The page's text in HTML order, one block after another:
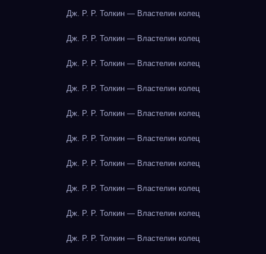
Дж. Р. Р. Толкин — Властелин колец
Дж. Р. Р. Толкин — Властелин колец
Дж. Р. Р. Толкин — Властелин колец
Дж. Р. Р. Толкин — Властелин колец
Дж. Р. Р. Толкин — Властелин колец
Дж. Р. Р. Толкин — Властелин колец
Дж. Р. Р. Толкин — Властелин колец
Дж. Р. Р. Толкин — Властелин колец
Дж. Р. Р. Толкин — Властелин колец
Дж. Р. Р. Толкин — Властелин колец